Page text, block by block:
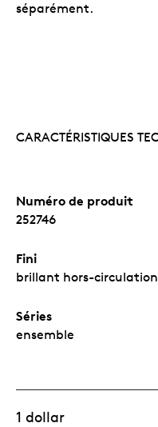
séparément.
CARACTÉRISTIQUES
Numéro de produit
252746
Fini
brillant hors-circulation
Séries
ensemble
1 dollar